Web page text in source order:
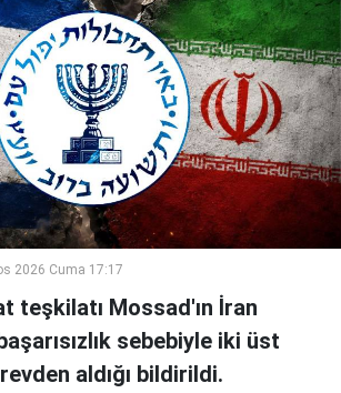
2026 Cuma 17:17
teşkilatı Mossad'ın İran
sebebiyle iki üst
aldığı bildirildi.